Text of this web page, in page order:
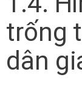
trống
dân